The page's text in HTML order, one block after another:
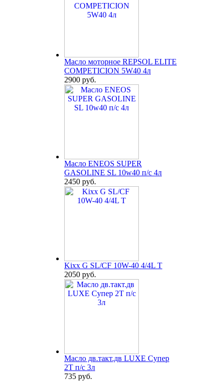
Масло моторное REPSOL ELITE
COMPETICION 5W40 4л
2900 руб.
Масло ENEOS SUPER
GASOLINE SL 10w40 п/с 4л
2450 руб.
Kixx G SL/CF 10W-40 4/4L T
2050 руб.
Масло дв.такт.дв LUXE Супер
2Т п/с 3л
735 руб.